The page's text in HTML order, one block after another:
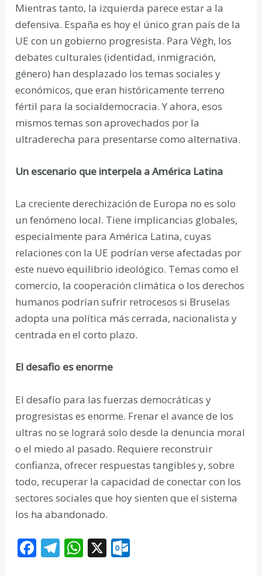
Mientras tanto, la izquierda parece estar a la
defensiva. España es hoy el único gran país de la
UE con un gobierno progresista. Para Végh, los
debates culturales (identidad, inmigración,
género) han desplazado los temas sociales y
económicos, que eran históricamente terreno
fértil para la socialdemocracia. Y ahora, esos
mismos temas son aprovechados por la
ultraderecha para presentarse como alternativa.
Un escenario que interpela a América Latina
La creciente derechización de Europa no es solo
un fenómeno local. Tiene implicancias globales,
especialmente para América Latina, cuyas
relaciones con la UE podrían verse afectadas por
este nuevo equilibrio ideológico. Temas como el
comercio, la cooperación climática o los derechos
humanos podrían sufrir retrocesos si Bruselas
adopta una política más cerrada, nacionalista y
centrada en el corto plazo.
El desafio es enorme
El desafío para las fuerzas democráticas y
progresistas es enorme. Frenar el avance de los
ultras no se logrará solo desde la denuncia moral
o el miedo al pasado. Requiere reconstruir
confianza, ofrecer respuestas tangibles y, sobre
todo, recuperar la capacidad de conectar con los
sectores sociales que hoy sienten que el sistema
los ha abandonado.
F T W X